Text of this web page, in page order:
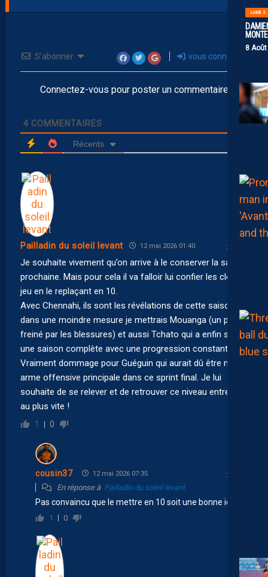
LIGUE 2
8
S’abonner vous connecter
Connectez-vous pour poster un commentaire
4 COMMENTAIRES
Récents
Pailladin du soleil levant 12 mai 2026 01:40
Je souhaite vivement qu’on arrive à le conserver la saison
prochaine. Mais pour cela il va falloir lui confier les clés du
jeu en le replaçant en 10.
Avec Chennahi, ils sont les révélations de cette saison. Et
dans une moindre mesure je mettrais Mouanga (un peu
freiné par les blessures) et aussi Tchato qui a enfin sorti
une saison complète avec une progression constante.
Vraiment dommage pour Guéguin qui aurait dû être notre
arme offensive principale dans ce sprint final. Je lui
souhaite de se relever et de retrouver ce niveau entrevu
au plus vite !
1 0
cousin37 12 mai 2026 07:35
En réponse à Pailladin du soleil levant
Pas convaincu que le mettre en 10 soit une bonne idée !
1 0